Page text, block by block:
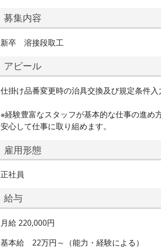
募集内容
新卒 溶接段取工
アピール
仕掛け品番変更時の治具交換及び規定条件入
※経験豊富なスタッフが基本的な仕事の進め
安心して仕事に取り組めます。
雇用形態
正社員
給与
月給 220,000円
基本給 22万円～（能力・経験による）